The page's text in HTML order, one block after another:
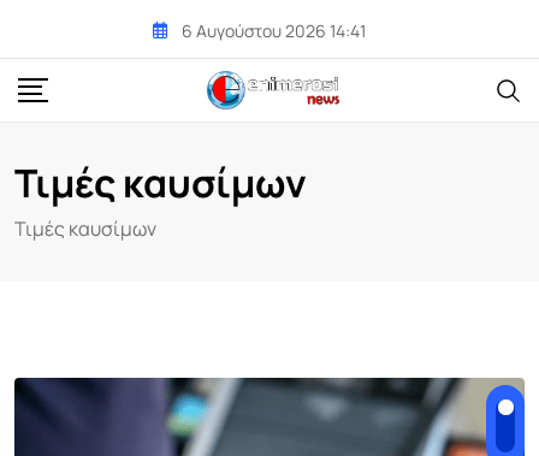
content
6 Αυγούστου 2026 14:41
Τιμές καυσίμων
Τιμές καυσίμων